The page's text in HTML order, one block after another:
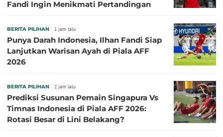
Fandi Ingin Menikmati Pertandingan
BERITA PILIHAN 1 jam lalu
Punya Darah Indonesia, Ilhan Fandi Siap
Lanjutkan Warisan Ayah di Piala AFF
2026
BERITA PILIHAN 2 jam lalu
Prediksi Susunan Pemain Singapura Vs
Timnas Indonesia di Piala AFF 2026:
Rotasi Besar di Lini Belakang?